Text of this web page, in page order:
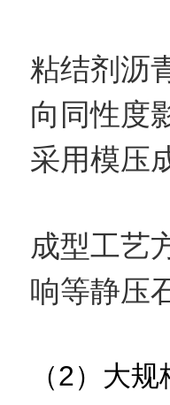
粘结剂沥
向同性度
采用模压
成型工艺
响等静压
（2）大